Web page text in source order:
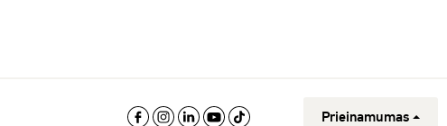
Prieinamumas